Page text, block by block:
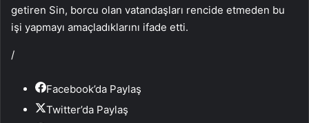
getiren Sin, borcu olan vatandaşları rencide etmeden bu
işi yapmayı amaçladıklarını ifade etti.
/
Facebook’da Paylaş
Twitter’da Paylaş